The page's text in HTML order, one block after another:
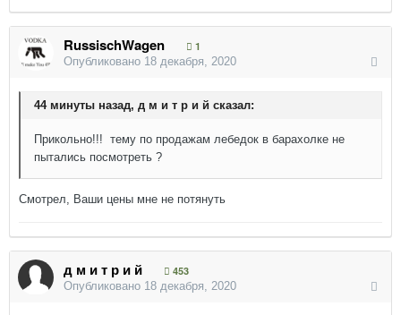
RussischWagen
1
Опубликовано 18 декабря, 2020
44 минуты назад, д м и т р и й сказал:
Прикольно!!! тему по продажам лебедок в барахолке не
пытались посмотреть ?
Смотрел, Ваши цены мне не потянуть
д м и т р и й
453
Опубликовано 18 декабря, 2020